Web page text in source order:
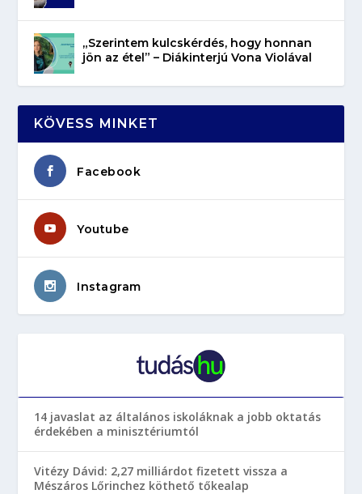
„Szerintem kulcskérdés, hogy honnan
jön az étel” – Diákinterjú Vona Violával
KÖVESS MINKET
Facebook
Youtube
Instagram
14 javaslat az általános iskoláknak a jobb oktatás
érdekében a minisztériumtól
Vitézy Dávid: 2,27 milliárdot fizetett vissza a
Mészáros Lőrinchez köthető tőkealap